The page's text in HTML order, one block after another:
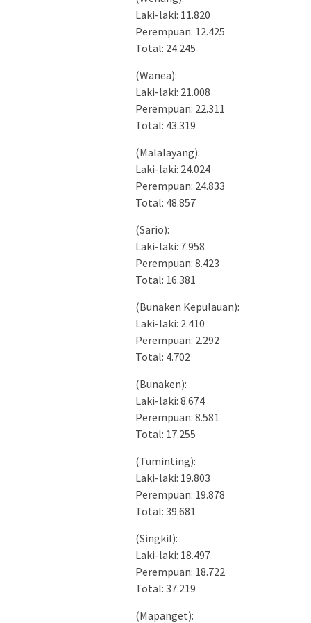
Laki-laki: 11.820
Perempuan: 12.425
Total: 24.245
(Wanea):
Laki-laki: 21.008
Perempuan: 22.311
Total: 43.319
(Malalayang):
Laki-laki: 24.024
Perempuan: 24.833
Total: 48.857
(Sario):
Laki-laki: 7.958
Perempuan: 8.423
Total: 16.381
(Bunaken Kepulauan):
Laki-laki: 2.410
Perempuan: 2.292
Total: 4.702
(Bunaken):
Laki-laki: 8.674
Perempuan: 8.581
Total: 17.255
(Tuminting):
Laki-laki: 19.803
Perempuan: 19.878
Total: 39.681
(Singkil):
Laki-laki: 18.497
Perempuan: 18.722
Total: 37.219
(Mapanget):